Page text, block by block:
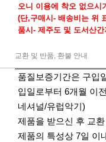
오니 이용에 착오 없으시
(단,구매시- 배송비는 위
품시- 제주도 및 도서산
교환 및 반품, 환불 안내
품질보증기간은 구입
입일로부터 6개월 이
네셔널/유럽악기)
제품을 받으신 후 교
제품의 특성상 7일 이